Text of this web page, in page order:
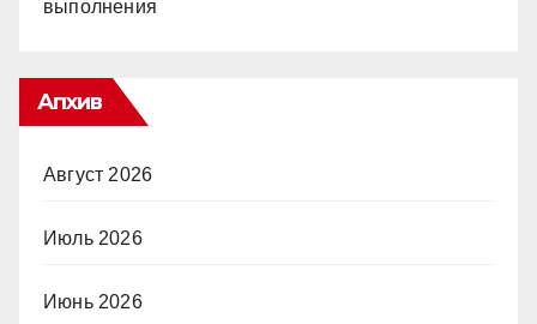
выполнения
Апхив
Август 2026
Июль 2026
Июнь 2026